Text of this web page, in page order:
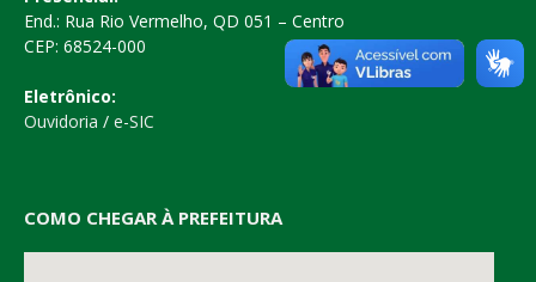
End.: Rua Rio Vermelho, QD 051 – Centro
CEP: 68524-000
Eletrônico:
Ouvidoria / e-SIC
COMO CHEGAR À PREFEITURA